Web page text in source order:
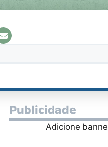
Publicidade
Adicione